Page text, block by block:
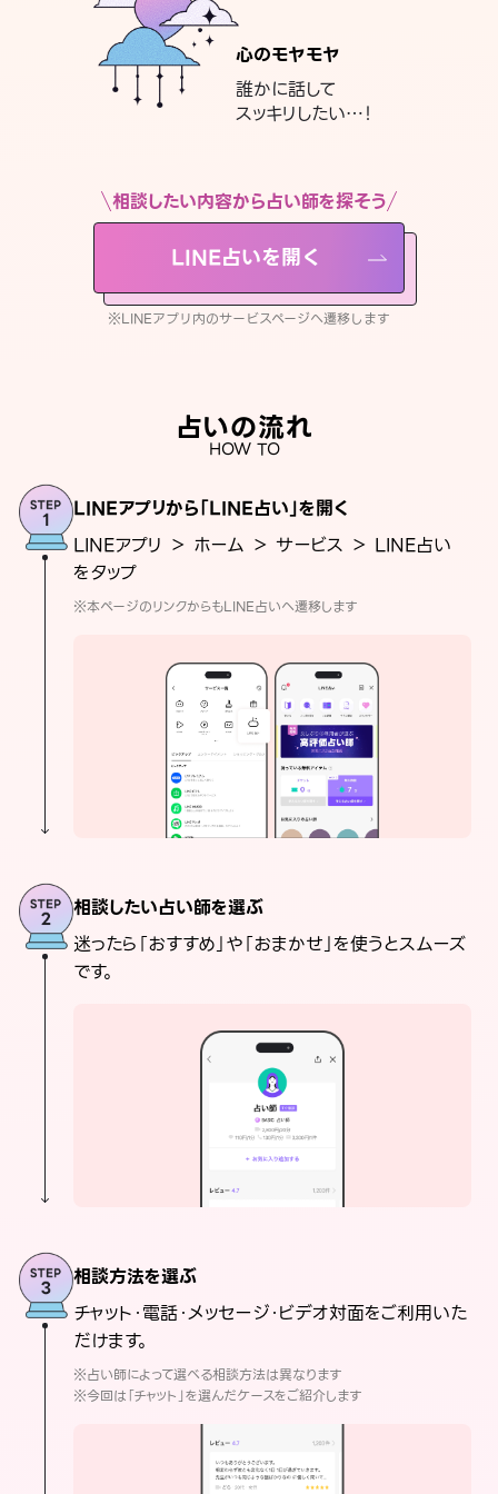
心のモヤモヤ
誰かに話して
スッキリしたい…！
相談したい内容から占い師を探そう
LINE占いを開く
※LINEアプリ内のサービスページへ遷移します
占いの流れ
HOW TO
LINEアプリから「LINE占い」を開く
LINEアプリ ＞ ホーム ＞ サービス ＞ LINE占い
をタップ
※本ページのリンクからもLINE占いへ遷移します
相談したい占い師を選ぶ
迷ったら「おすすめ」や「おまかせ」を使うとスムーズ
です。
相談方法を選ぶ
チャット・電話・メッセージ・ビデオ対面をご利用いた
だけます。
※占い師によって選べる相談方法は異なります
※今回は「チャット」を選んだケースをご紹介します